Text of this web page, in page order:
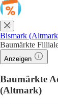
Bismark
Baumärkte
Anzeigen
Baumärkte
(Altmark)